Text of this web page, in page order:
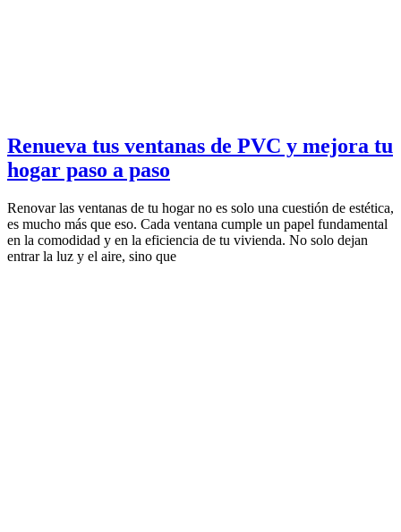
Renueva tus ventanas de PVC y mejora tu
hogar paso a paso
Renovar las ventanas de tu hogar no es solo una cuestión de estética,
es mucho más que eso. Cada ventana cumple un papel fundamental
en la comodidad y en la eficiencia de tu vivienda. No solo dejan
entrar la luz y el aire, sino que